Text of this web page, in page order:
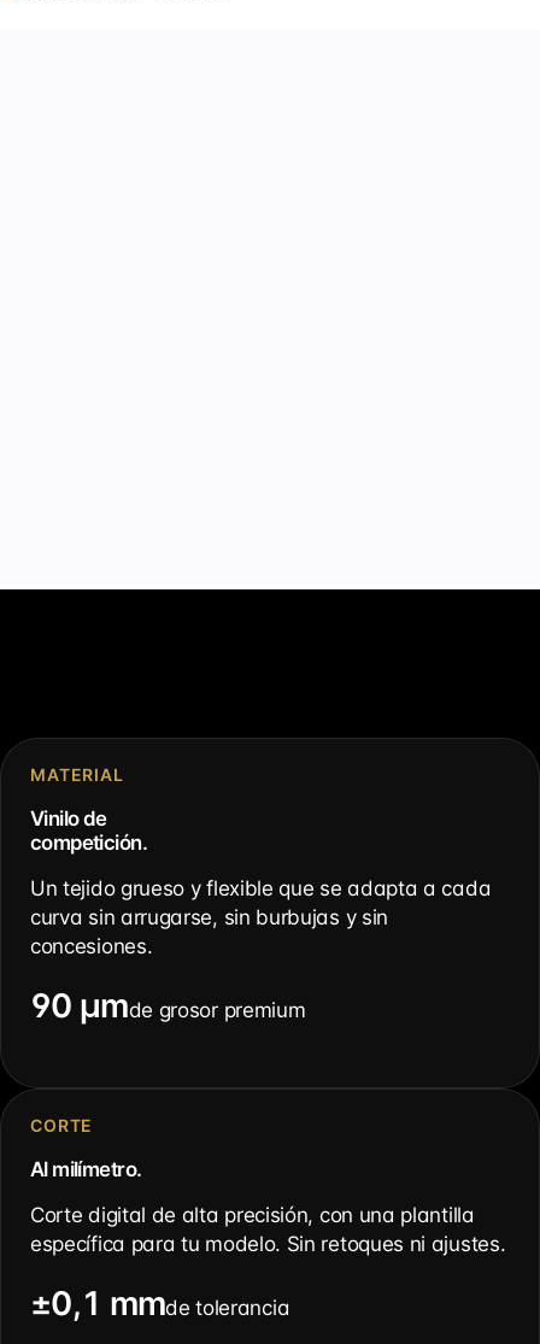
MATERIAL
Vinilo de
competición.
Un tejido grueso y flexible que se adapta a cada
curva sin arrugarse, sin burbujas y sin
concesiones.
90 µmde grosor premium
CORTE
Al milímetro.
Corte digital de alta precisión, con una plantilla
específica para tu modelo. Sin retoques ni ajustes.
±0,1 mmde tolerancia